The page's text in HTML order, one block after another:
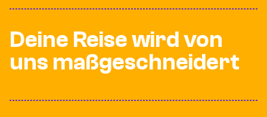
Deine Reise wird von
uns maßgeschneidert